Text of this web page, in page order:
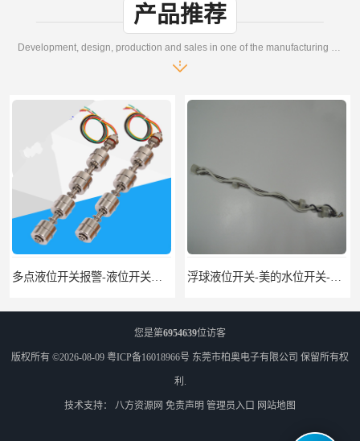
产品推荐
Development, design, production and sales in one of the manufacturing enterprises
您是第6954639位访客
版权所有 ©2026-08-09 粤ICP备16018966号 东莞市柏奥电子有限公司 保留所有权
利.
技术支持： 八方资源网 免责声明 管理员入口 网站地图